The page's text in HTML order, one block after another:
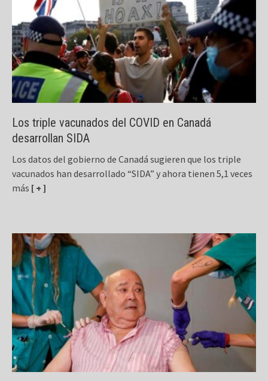
Los triple vacunados del COVID en Canadá
desarrollan SIDA
Los datos del gobierno de Canadá sugieren que los triple
vacunados han desarrollado “SIDA” y ahora tienen 5,1 veces
más [ + ]